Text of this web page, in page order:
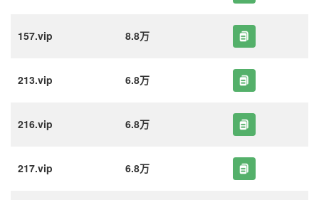
157.vip 8.8万
213.vip 6.8万
216.vip 6.8万
217.vip 6.8万